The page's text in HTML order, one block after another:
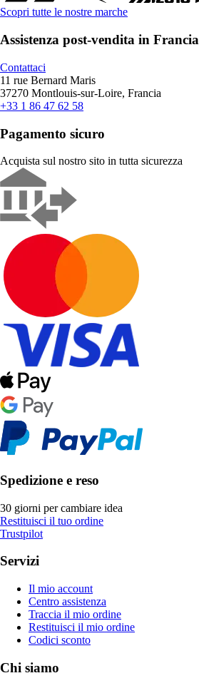
Scopri tutte le nostre marche
Assistenza post-vendita in Francia
Contattaci
11 rue Bernard Maris
37270 Montlouis-sur-Loire, Francia
+33 1 86 47 62 58
Pagamento sicuro
Acquista sul nostro sito in tutta sicurezza
Spedizione e reso
30 giorni per cambiare idea
Restituisci il tuo ordine
Trustpilot
Servizi
Il mio account
Centro assistenza
Traccia il mio ordine
Restituisci il mio ordine
Codici sconto
Chi siamo